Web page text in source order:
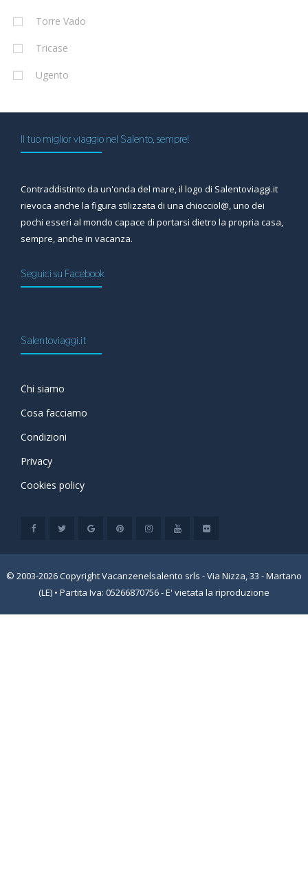
Torre Vado
Tricase
Ugento
Il tuo miglior viaggio nel Salento, sempre!
Contraddistinto da un'onda del mare, il logo di Salentoviaggi.it
rievoca anche la figura stilizzata di una chiocciol@, uno dei
pochi esseri al mondo capace di portarsi dietro la propria casa,
sempre, anche in vacanza.
Seguici su Facebook
Salentoviaggi.it
Chi siamo
Cosa facciamo
Condizioni
Privacy
Cookies policy
© 2003-2026 Copyright Vacanzenelsalento srls - Via Nizza, 33 - Martano
(LE) • Partita Iva: 05266870756 - E' vietata la riproduzione